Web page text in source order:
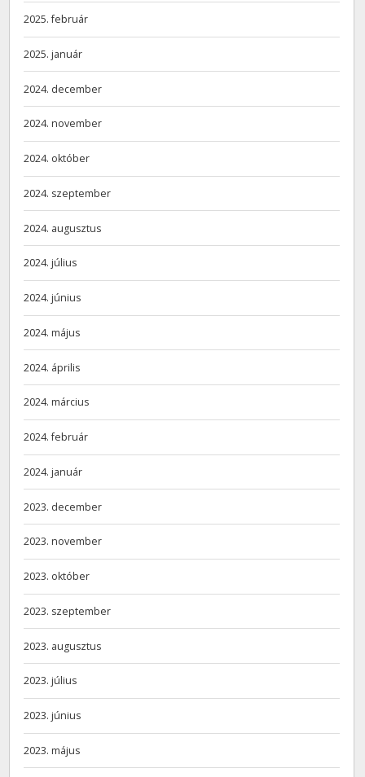
2025. február
2025. január
2024. december
2024. november
2024. október
2024. szeptember
2024. augusztus
2024. július
2024. június
2024. május
2024. április
2024. március
2024. február
2024. január
2023. december
2023. november
2023. október
2023. szeptember
2023. augusztus
2023. július
2023. június
2023. május